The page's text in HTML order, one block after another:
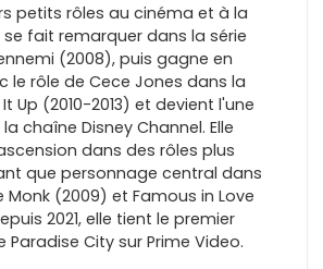
petits rôles au cinéma et à la
se fait remarquer dans la série
(2008), puis gagne en
le rôle de Cece Jones dans la
Up (2010-2013) et devient l'une
chaîne Disney Channel. Elle
dans des rôles plus
que personnage central dans
Monk (2009) et Famous in Love
2021, elle tient le premier
Paradise City sur Prime Video.